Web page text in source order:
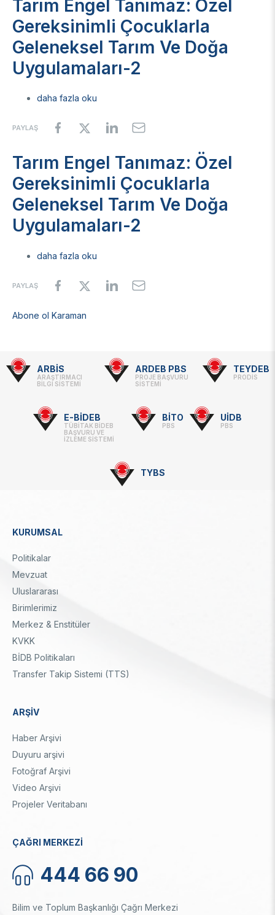
Enstitüsü
Türkiye Sanayi Sevk ve İdare Enstitüsü (TÜSSİDE)
Ulusal Metroloji Enstitüsü (UME)
Uzay Teknolojileri Araştırma Enstitüsü (UZAY)
Kutup Araştırmaları Enstitüsü (KARE)
Video Arşivi
Fotoğraf Arşivi
KVKK Aydınlatma metni
Geleneksel
Tarım
Ve
Doğa
Uygulamaları-2
hakkında
Tarım Engel Tanımaz: Özel
Gereksinimli Çocuklarla
Geleneksel Tarım Ve Doğa
Uygulamaları-2
Tarım
Özel
Geleneksel
Tarım
Ve
Doğa
Uygulamaları-2
hakkında
daha fazla oku
PAYLAŞ
Tarım Engel Tanımaz: Özel
Gereksinimli Çocuklarla
Geleneksel Tarım Ve Doğa
Uygulamaları-2
Tarım
Özel
Geleneksel
hakkında
daha fazla oku
PAYLAŞ
Abone ol Karaman
Footer
Linkler
ARBİS
ARAŞTIRMACI
BİLGİ SİSTEMİ
ARDEB PBS
PROJE BAŞVURU
SİSTEMİ
TEYDEB
PRODİS
E-BİDEB
TÜBİTAK BİDEB
BAŞVURU VE
İZLEME SİSTEMİ
BİTO
PBS
UİDB
PBS
TYBS
Dipnot
KURUMSAL
Politikalar
Mevzuat
Uluslararası
Birimlerimiz
Merkez & Enstitüler
KVKK
BİDB Politikaları
Transfer Takip Sistemi (TTS)
ARŞİV
Haber Arşivi
Duyuru arşivi
Fotoğraf Arşivi
Video Arşivi
Projeler Veritabanı
ÇAĞRI MERKEZİ
444 66 90
Bilim ve Toplum Başkanlığı Çağrı Merkezi